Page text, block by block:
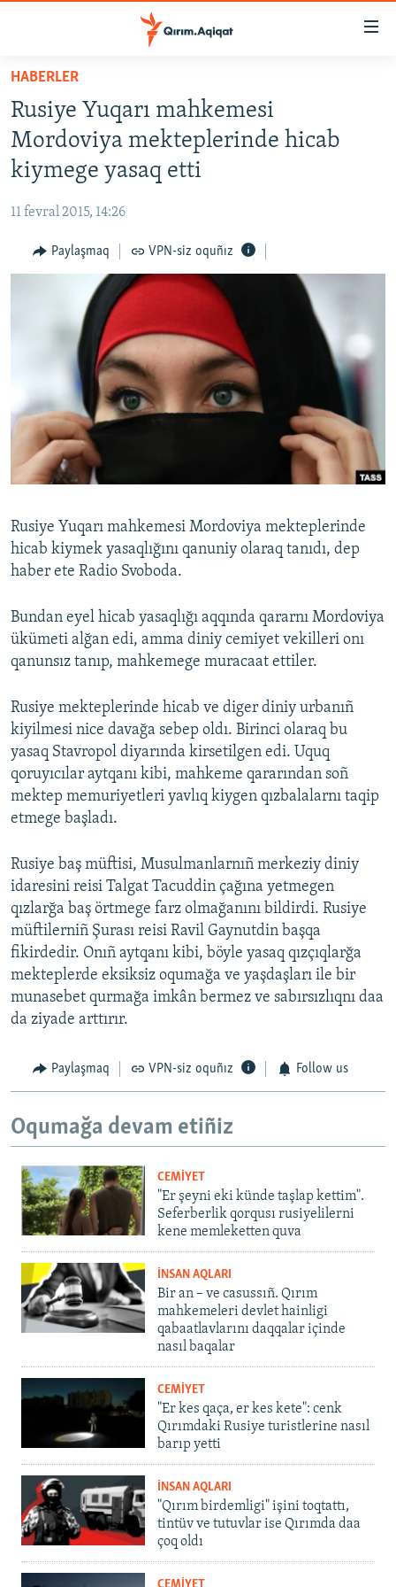
Esas
qaytmaq
Baş
navigatsiyağa
qaytmaq
Qıdıruvğa
SİYASET
İQTİSADİYAT
MEDENİYET
İNSAN AQLARI
Русский
Українською
HABERLER
Rusiye Yuqarı mahkemesi
Mordoviya mekteplerinde hicab
kiymege yasaq etti
11 fevral 2015, 14:26
Paylaşmaq VPN-siz oquñız
Rusiye Yuqarı mahkemesi Mordoviya mekteplerinde
hicab kiymek yasaqlığını qanuniy olaraq tanıdı, dep
haber ete Radio Svoboda.
Bundan eyel hicab yasaqlığı aqqında qararnı Mordoviya
ükümeti alğan edi, amma diniy cemiyet vekilleri onı
qanunsız tanıp, mahkemege muracaat ettiler.
Rusiye mekteplerinde hicab ve diger diniy urbanıñ
kiyilmesi nice davağa sebep oldı. Birinci olaraq bu
yasaq Stavropol diyarında kirsetilgen edi. Uquq
qoruyıcılar aytqanı kibi, mahkeme qararından soñ
mektep memuriyetleri yavlıq kiygen qızbalalarnı taqip
etmege başladı.
Rusiye baş müftisi, Musulmanlarnıñ merkeziy diniy
idaresini reisi Talgat Tacuddin çağına yetmegen
qızlarğa baş örtmege farz olmağanını bildirdi. Rusiye
müftilerniñ Şurası reisi Ravil Gaynutdin başqa
fikirdedir. Onıñ aytqanı kibi, böyle yasaq qızçıqlarğa
mekteplerde eksiksiz oqumağa ve yaşdaşları ile bir
munasebet qurmağa imkân bermez ve sabırsızlıqnı daa
da ziyade arttırır.
Paylaşmaq VPN-siz oquñız Follow us
Oqumağa devam etiñiz
CEMİYET
"Er şeyni eki künde taşlap kettim".
Seferberlik qorqusı rusiyelilerni
kene memleketten quva
İNSAN AQLARI
Bir an – ve casussıñ. Qırım
mahkemeleri devlet hainligi
qabaatlavlarını daqqalar içinde
nasıl baqalar
CEMİYET
"Er kes qaça, er kes kete": cenk
Qırımdaki Rusiye turistlerine nasıl
barıp yetti
İNSAN AQLARI
"Qırım birdemligi" işini toqtattı,
tintüv ve tutuvlar ise Qırımda daa
çoq oldı